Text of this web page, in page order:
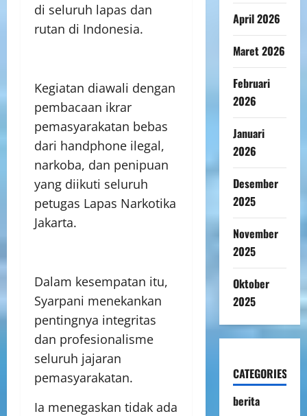
di seluruh lapas dan
rutan di Indonesia.
Kegiatan diawali dengan
pembacaan ikrar
pemasyarakatan bebas
dari handphone ilegal,
narkoba, dan penipuan
yang diikuti seluruh
petugas Lapas Narkotika
Jakarta.
Dalam kesempatan itu,
Syarpani menekankan
pentingnya integritas
dan profesionalisme
seluruh jajaran
pemasyarakatan.
Ia menegaskan tidak ada
April 2026
Maret 2026
Februari
2026
Januari
2026
Desember
2025
November
2025
Oktober
2025
CATEGORIES
berita